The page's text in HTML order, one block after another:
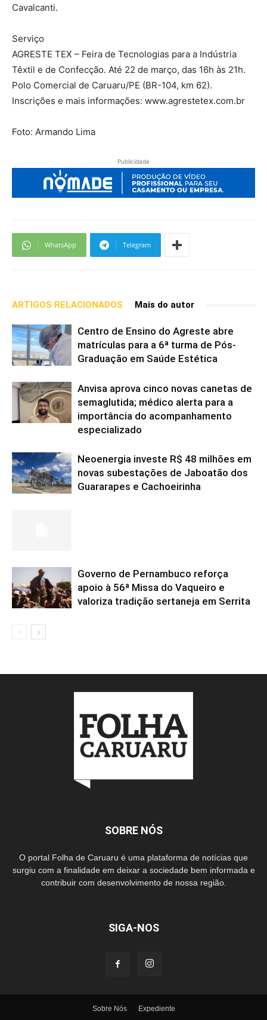
Cavalcanti.
Serviço
AGRESTE TEX – Feira de Tecnologias para a Indústria
Têxtil e de Confecção. Até 22 de março, das 16h às 21h.
Polo Comercial de Caruaru/PE (BR-104, km 62).
Inscrições e mais informações: www.agrestetex.com.br
Foto: Armando Lima
Publicidade
WhatsApp Telegram
ARTIGOS RELACIONADOS Mais do autor
Centro de Ensino do Agreste abre
matrículas para a 6ª turma de Pós-
Graduação em Saúde Estética
Anvisa aprova cinco novas canetas de
semaglutida; médico alerta para a
importância do acompanhamento
especializado
Neoenergia investe R$ 48 milhões em
novas subestações de Jaboatão dos
Guararapes e Cachoeirinha
Governo de Pernambuco reforça
apoio à 56ª Missa do Vaqueiro e
valoriza tradição sertaneja em Serrita
SOBRE NÓS
O portal Folha de Caruaru é uma plataforma de notícias que
surgiu com a finalidade em deixar a sociedade bem informada e
contribuir com desenvolvimento de nossa região.
SIGA-NOS
Sobre Nós Expediente